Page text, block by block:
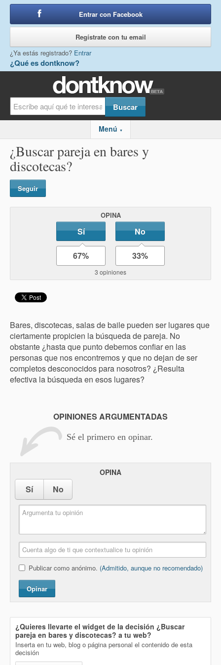
¿Qué es dontknow?
Entrar con Facebook
Regístrate con tu email
¿Ya estás registrado? Entrar
Menú ▼
¿Buscar pareja en bares y
discotecas?
Seguir
OPINA
Sí No
67% 33%
3 opiniones
Bares, discotecas, salas de baile pueden ser lugares que
ciertamente propicien la búsqueda de pareja. No
obstante ¿hasta que punto debemos confiar en las
personas que nos encontremos y que no dejan de ser
completos desconocidos para nosotros? ¿Resulta
efectiva la búsqueda en esos lugares?
OPINIONES ARGUMENTADAS
Sé el primero en opinar.
OPINA
Sí No
Publicar como anónimo. (Admitido, aunque no recomendado)
Opinar
¿Quieres llevarte el widget de la decisión ¿Buscar
pareja en bares y discotecas? a tu web?
Inserta en tu web, blog o página personal el contenido de esta
decisión